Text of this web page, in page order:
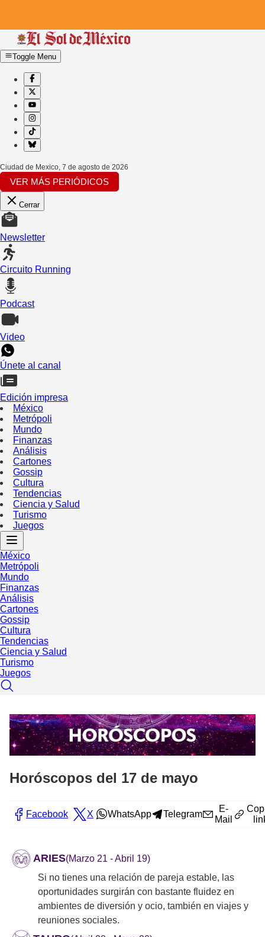
Toggle Menu
Ciudad de Mexico, 7 de agosto de 2026
VER MÁS PERIÓDICOS
Cerrar
Newsletter
Circuito Running
Podcast
Video
Únete al canal
Edición impresa
México
Metrópoli
Mundo
Finanzas
Análisis
Cartones
Gossip
Cultura
Tendencias
Ciencia y Salud
Turismo
Juegos
México
Metrópoli
Mundo
Finanzas
Análisis
Cartones
Gossip
Cultura
Tendencias
Ciencia y Salud
Turismo
Juegos
Horóscopos del 17 de mayo
Facebook X WhatsApp Telegram
E-
Mail
ARIES(Marzo 21 - Abril 19)
Si no tienes una relación de pareja estable, las
oportunidades surgirán con bastante fluidez en
ambientes de diversión y ocio, también en viajes y
reuniones sociales.